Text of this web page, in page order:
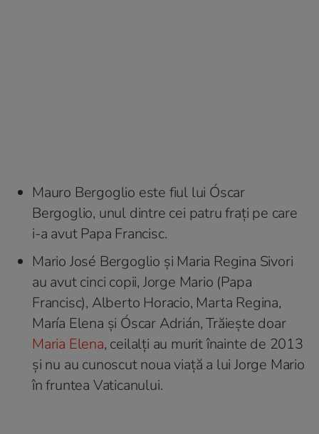
Mauro Bergoglio este fiul lui Óscar
Bergoglio, unul dintre cei patru frați pe care
i-a avut Papa Francisc.
Mario José Bergoglio și Maria Regina Sivori
au avut cinci copii, Jorge Mario (Papa
Francisc), Alberto Horacio, Marta Regina,
María Elena și Óscar Adrián, Trăiește doar
Maria Elena, ceilalți au murit înainte de 2013
și nu au cunoscut noua viață a lui Jorge Mario
în fruntea Vaticanului.